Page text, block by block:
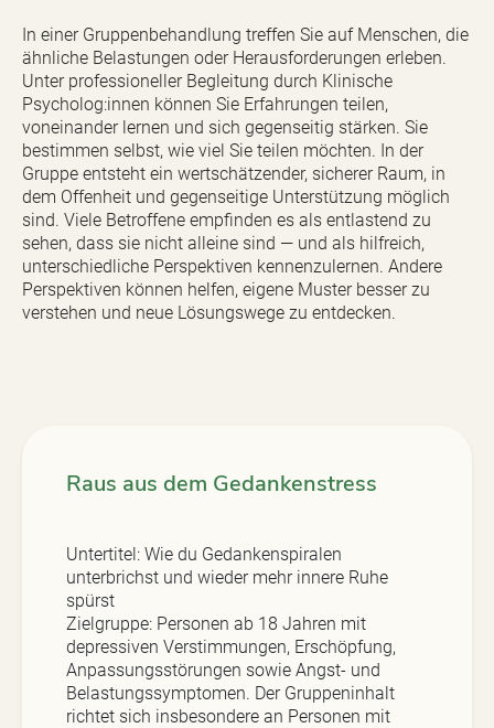
In einer Gruppenbehandlung treffen Sie auf Menschen, die
ähnliche Belastungen oder Herausforderungen erleben.
Unter professioneller Begleitung durch Klinische
Psycholog:innen können Sie Erfahrungen teilen,
voneinander lernen und sich gegenseitig stärken. Sie
bestimmen selbst, wie viel Sie teilen möchten. In der
Gruppe entsteht ein wertschätzender, sicherer Raum, in
dem Offenheit und gegenseitige Unterstützung möglich
sind. Viele Betroffene empfinden es als entlastend zu
sehen, dass sie nicht alleine sind — und als hilfreich,
unterschiedliche Perspektiven kennenzulernen. Andere
Perspektiven können helfen, eigene Muster besser zu
verstehen und neue Lösungswege zu entdecken.
Raus aus dem Gedankenstress
Untertitel: Wie du Gedankenspiralen
unterbrichst und wieder mehr innere Ruhe
spürst
Zielgruppe: Personen ab 18 Jahren mit
depressiven Verstimmungen, Erschöpfung,
Anpassungsstörungen sowie Angst- und
Belastungssymptomen. Der Gruppeninhalt
richtet sich insbesondere an Personen mit